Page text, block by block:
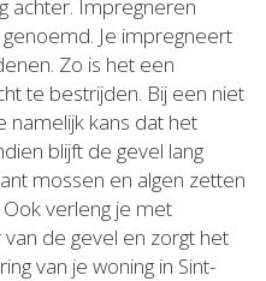
achter. Impregneren
Je impregneert
Zo is het een
te bestrijden. Bij een niet
namelijk kans dat het
blijft de gevel lang
mossen en algen zetten
verleng je met
de gevel en zorgt het
van je woning in Sint-